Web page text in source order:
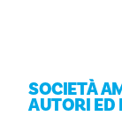
SOCIETÀ
AUTORI ED